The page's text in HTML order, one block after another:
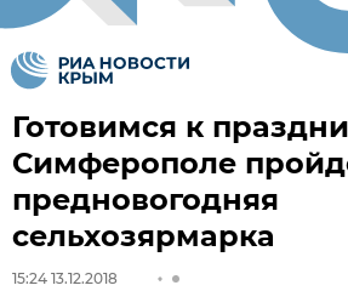
Готовимся к
Симферополе
предновогодняя
сельхозярмарка
15:24 13.12.2018